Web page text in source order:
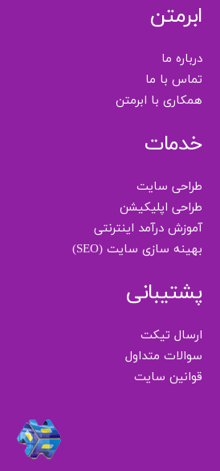
ابرمتن
درباره ما
تماس با ما
همکاری با ابرمتن
خدمات
طراحی سایت
طراحی اپلیکیشن
آموزش درآمد اینترنتی
بهینه سازی سایت (SEO)
پشتیبانی
ارسال تیکت
سوالات متداول
قوانین سایت